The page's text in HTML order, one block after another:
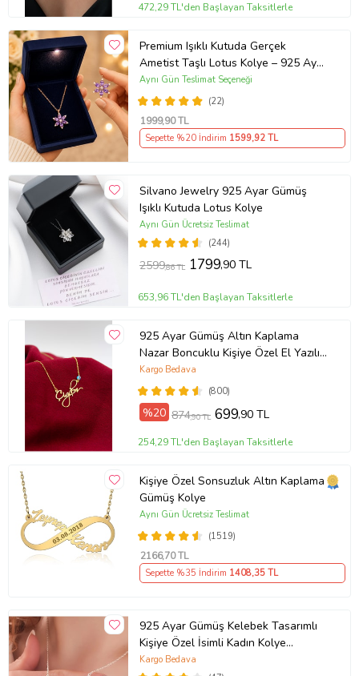
472,29 TL'den Başlayan Taksitlerle
Premium Işıklı Kutuda Gerçek
Ametist Taşlı Lotus Kolye – 925 Ayar
Gümüş Kadın Kolye
(22)
Aynı Gün Teslimat Seçeneği
1999,90 TL
Sepette %20 İndirim 1599,92 TL
Silvano Jewelry 925 Ayar Gümüş
Işıklı Kutuda Lotus Kolye
(244)
Aynı Gün Ücretsiz Teslimat
2599,86 TL 1799,90 TL
653,96 TL'den Başlayan Taksitlerle
925 Ayar Gümüş Altın Kaplama
Nazar Boncuklu Kişiye Özel El Yazılı
Kolye (Sarı)
(800)
Kargo Bedava
%20 874,90 TL 699,90 TL
254,29 TL'den Başlayan Taksitlerle
Kişiye Özel Sonsuzluk Altın Kaplama
Gümüş Kolye
(1519)
Aynı Gün Ücretsiz Teslimat
2166,70 TL
Sepette %35 İndirim 1408,35 TL
925 Ayar Gümüş Kelebek Tasarımlı
Kişiye Özel İsimli Kadın Kolye
Anneye Hediye,Sevgiliye
Kargo Bedava